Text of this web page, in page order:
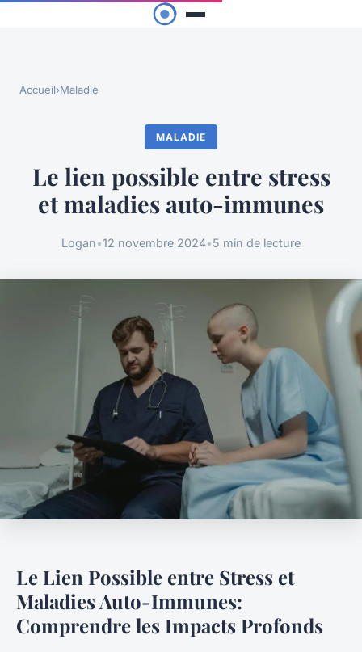
Accueil›Maladie
MALADIE
Le lien possible entre stress
et maladies auto-immunes
Logan•12 novembre 2024•5 min de lecture
Le Lien Possible entre Stress et
Maladies Auto-Immunes:
Comprendre les Impacts Profonds